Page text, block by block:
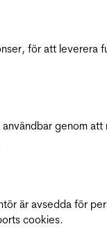
för att
genom
är avsedda för
cookies.